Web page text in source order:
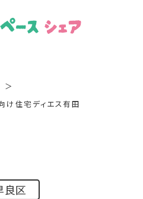
＞
け住宅ディエス有田
良区